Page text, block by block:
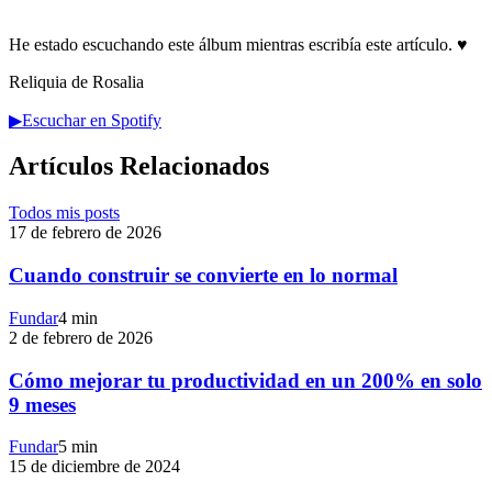
He estado escuchando este álbum mientras escribía este artículo. ♥
Reliquia de Rosalia
▶Escuchar en Spotify
Artículos Relacionados
Todos mis posts
17 de febrero de 2026
Cuando construir se convierte en lo normal
Fundar4 min
2 de febrero de 2026
Cómo mejorar tu productividad en un 200% en solo
9 meses
Fundar5 min
15 de diciembre de 2024